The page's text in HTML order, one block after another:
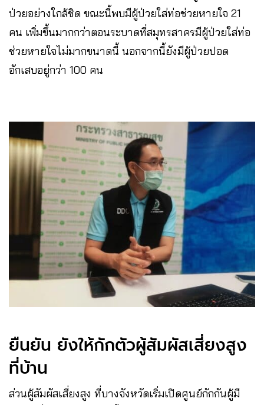
ป่วยอย่างใกล้ชิด ขณะนี้พบมีผู้ป่วยใส่ท่อช่วยหายใจ 21
คน เพิ่มขึ้นมากกว่าตอนระบาดที่สมุทรสาครมีผู้ป่วยใส่ท่อ
ช่วยหายใจไม่มากขนาดนี้ นอกจากนี้ยังมีผู้ป่วยปอด
อักเสบอยู่กว่า 100 คน
ยืนยัน​ ยังให้กักตัวผู้สัมผัสเสี่ยงสูง​
ที่บ้าน​
ส่วนผู้สัมผัสเสี่ยงสูง ที่บางจังหวัดเริ่มเปิดศูนย์กักกันผู้มี